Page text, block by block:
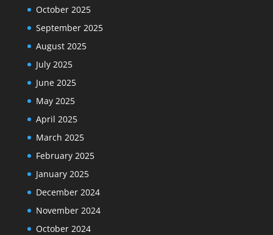
October 2025
September 2025
August 2025
July 2025
June 2025
May 2025
April 2025
March 2025
February 2025
January 2025
December 2024
November 2024
October 2024